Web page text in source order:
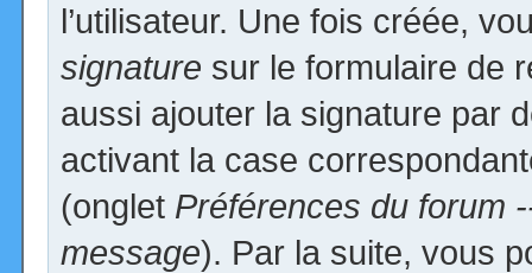
l’utilisateur. Une fois créée,
signature sur le formulaire de
aussi ajouter la signature par
activant la case
(onglet Préférences du forum
message). Par la suite, vous